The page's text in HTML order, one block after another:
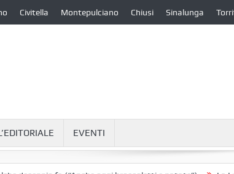
Civitella Montepulciano Chiusi Sinalunga
EVENTI